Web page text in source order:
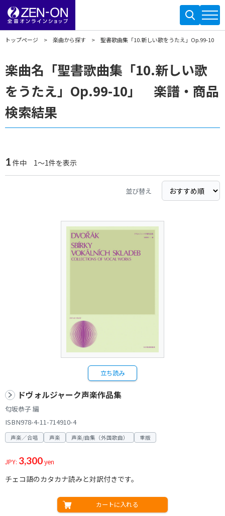
トップページ 楽曲から探す 聖書歌曲集「10.新しい歌をうたえ」Op.99-10
楽曲名「聖書歌曲集「10.新しい歌
をうたえ」Op.99-10」 楽譜・商品
検索結果
1 件中 1～1件を表示
並び替え
立ち読み
ドヴォルジャーク声楽作品集
匂坂恭子 編
ISBN978-4-11-714910-4
声楽／合唱 声楽 声楽/曲集（外国歌曲） 重版
JPY: 3,300yen
チェコ語のカタカナ読みと対訳付きです。
カートに入れる